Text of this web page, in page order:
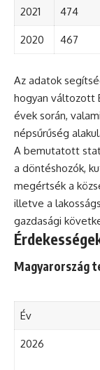
2021 474
2020 467
Az adatok
hogyan változott
évek során,
népsűrűség
A bemutatott
a döntéshozók,
megértsék a
illetve a
gazdasági
Magyarország
Év
2026